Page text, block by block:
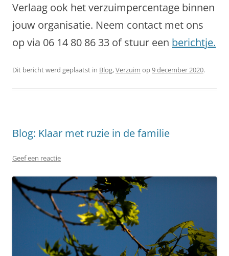
Verlaag ook het verzuimpercentage binnen
jouw organisatie. Neem contact met ons
op via 06 14 80 86 33 of stuur een berichtje.
Dit bericht werd geplaatst in Blog,Verzuim op9 december 2020.
Blog: Klaar met ruzie in de familie
Geef een reactie